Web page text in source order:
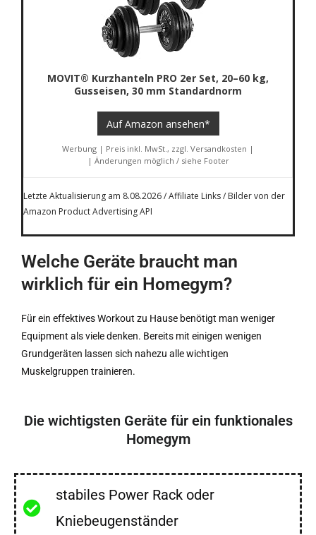
MOVIT® Kurzhanteln PRO 2er Set, 20–60 kg,
Gusseisen, 30 mm Standardnorm
Auf Amazon ansehen*
Werbung | Preis inkl. MwSt., zzgl. Versandkosten |
| Änderungen möglich / siehe Footer
Letzte Aktualisierung am 8.08.2026 / Affiliate Links / Bilder von der
Amazon Product Advertising API
Welche Geräte braucht man
wirklich für ein Homegym?
Für ein effektives Workout zu Hause benötigt man weniger
Equipment als viele denken. Bereits mit einigen wenigen
Grundgeräten lassen sich nahezu alle wichtigen
Muskelgruppen trainieren.
Die wichtigsten Geräte für ein funktionales
Homegym
stabiles Power Rack oder
Kniebeugenständer